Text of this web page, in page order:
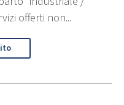
offerti non...